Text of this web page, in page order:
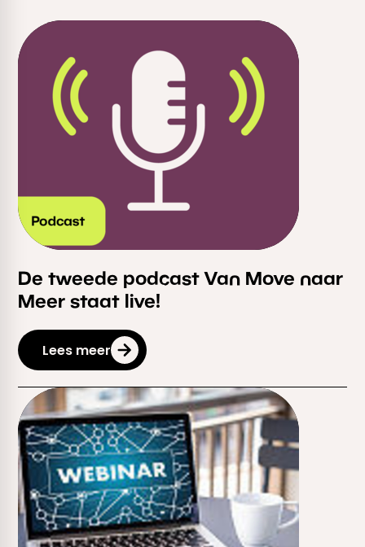
De tweede podcast Van Move naar
Meer staat live!
Lees meer